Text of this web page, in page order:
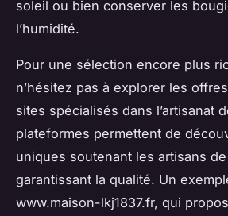
soleil ou bien conserver les
l’humidité.
Pour une sélection encore plus
n’hésitez pas à explorer les
sites spécialisés dans l’artisanat
plateformes permettent de
uniques soutenant les artisans
garantissant la qualité. Un
www.maison-lkj1837.fr, qui